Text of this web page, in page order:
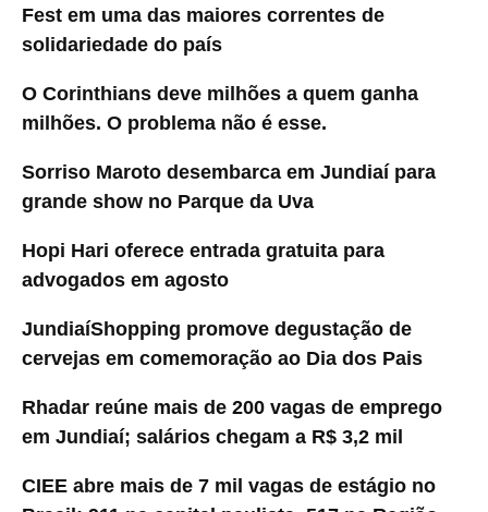
Fest em uma das maiores correntes de
solidariedade do país
O Corinthians deve milhões a quem ganha
milhões. O problema não é esse.
Sorriso Maroto desembarca em Jundiaí para
grande show no Parque da Uva
Hopi Hari oferece entrada gratuita para
advogados em agosto
JundiaíShopping promove degustação de
cervejas em comemoração ao Dia dos Pais
Rhadar reúne mais de 200 vagas de emprego
em Jundiaí; salários chegam a R$ 3,2 mil
CIEE abre mais de 7 mil vagas de estágio no